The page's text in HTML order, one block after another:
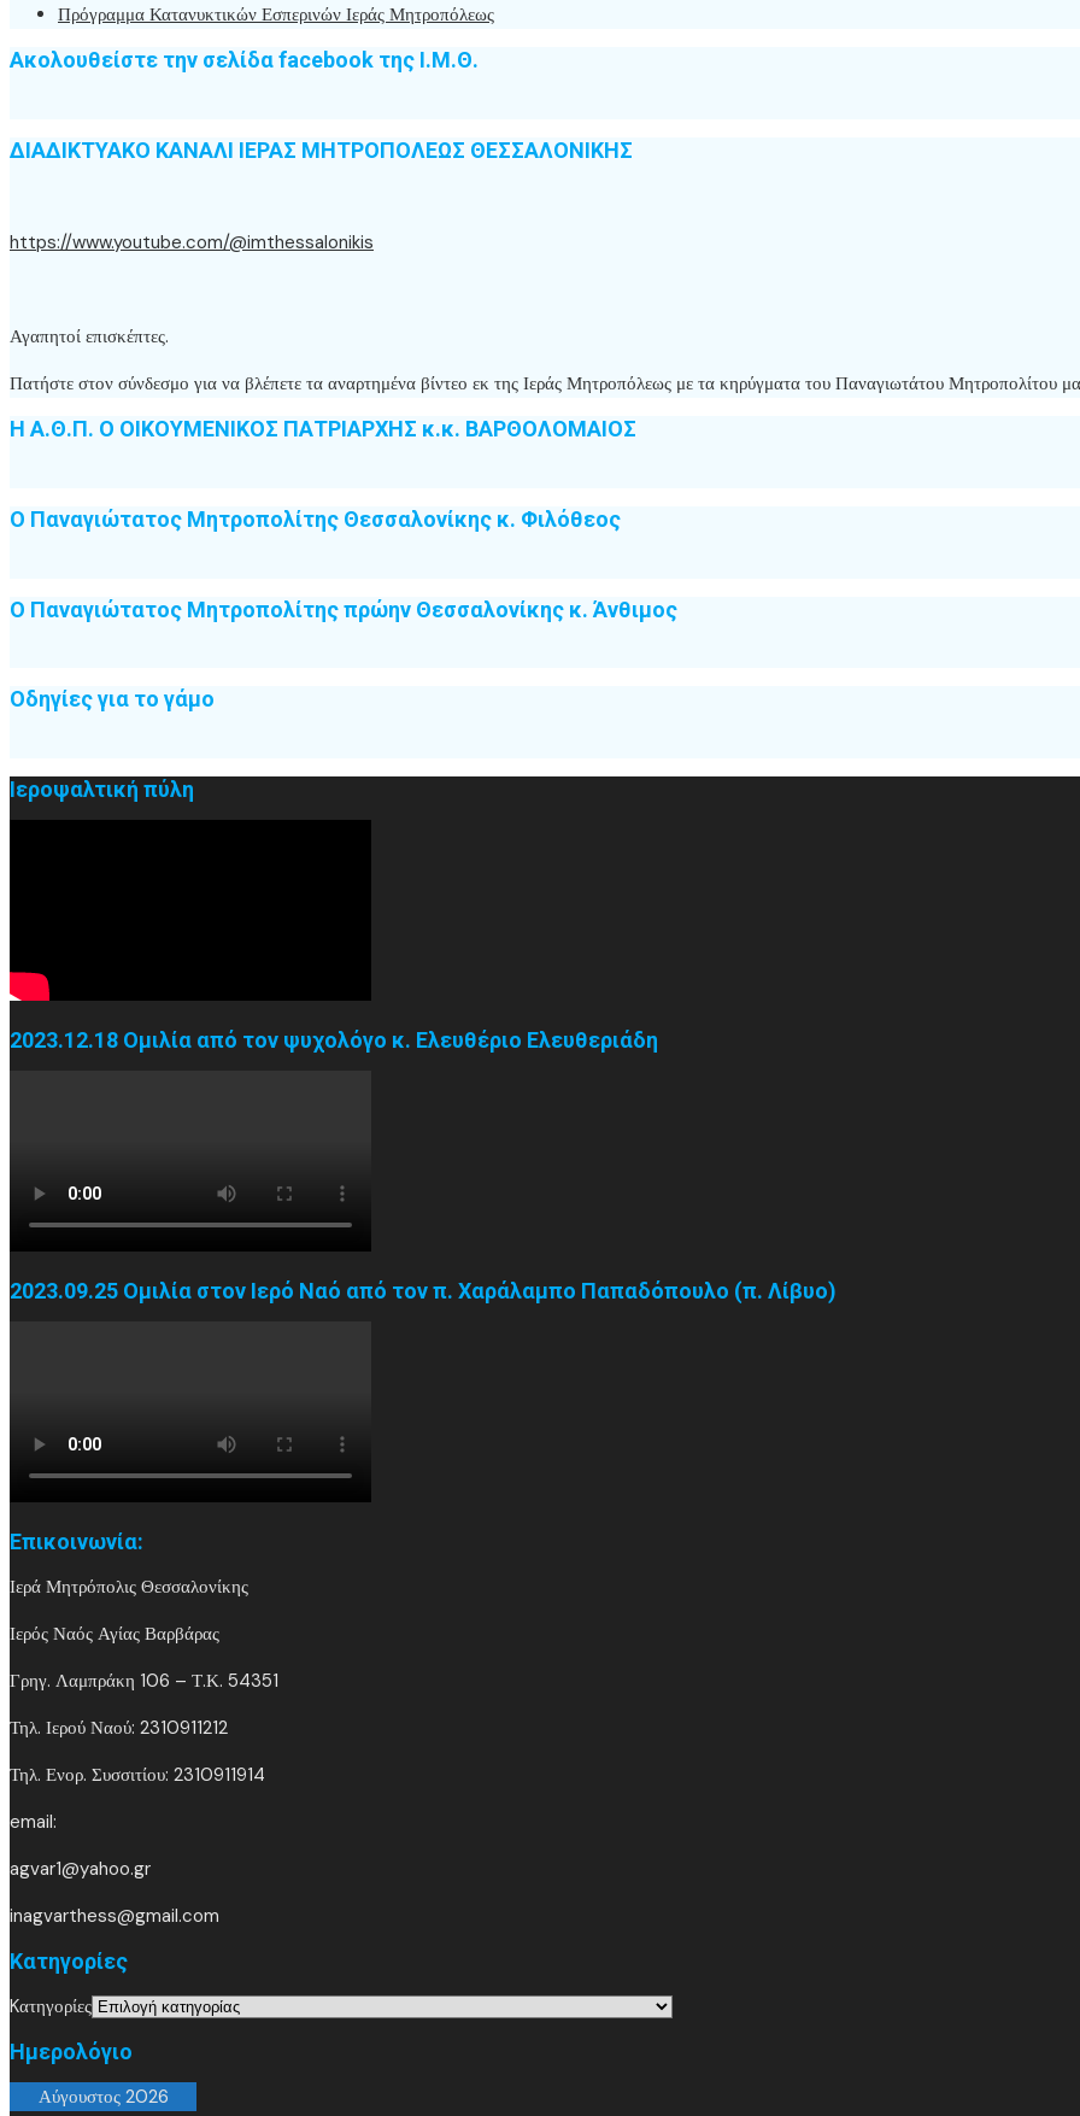
Πρόγραμμα Κατανυκτικών Εσπερινών Ιεράς Μητροπόλεως
Ακολουθείστε την σελίδα facebook της Ι.Μ.Θ.
ΔΙΑΔΙΚΤΥΑΚΟ ΚΑΝΑΛΙ ΙΕΡΑΣ ΜΗΤΡΟΠΟΛΕΩΣ ΘΕΣΣΑΛΟΝΙΚΗΣ
https://www.youtube.com/@imthessalonikis
Αγαπητοί επισκέπτες.
Πατήστε στον σύνδεσμο για να βλέπετε τα αναρτημένα βίντεο εκ της Ιεράς Μητροπόλεως με τα κηρύγματα του Παναγιωτάτου Μητροπολίτου
Η Α.Θ.Π. Ο ΟΙΚΟΥΜΕΝΙΚΟΣ ΠΑΤΡΙΑΡΧΗΣ κ.κ. ΒΑΡΘΟΛΟΜΑΙΟΣ
Ο Παναγιώτατος Μητροπολίτης Θεσσαλονίκης κ. Φιλόθεος
Ο Παναγιώτατος Μητροπολίτης πρώην Θεσσαλονίκης κ. Άνθιμος
Οδηγίες για το γάμο
Ιεροψαλτική πύλη
2023.12.18 Ομιλία από τον ψυχολόγο κ. Ελευθέριο Ελευθεριάδη
2023.09.25 Ομιλία στον Ιερό Ναό από τον π. Χαράλαμπο Παπαδόπουλο (π. Λίβυο)
Επικοινωνία:
Ιερά Μητρόπολις Θεσσαλονίκης
Ιερός Ναός Αγίας Βαρβάρας
Γρηγ. Λαμπράκη 106 – Τ.Κ. 54351
Τηλ. Ιερού Ναού: 2310911212
Τηλ. Ενορ. Συσσιτίου: 2310911914
email:
agvar1@yahoo.gr
inagvarthess@gmail.com
Kατηγορίες
Kατηγορίες
Ημερολόγιο
Αύγουστος 2026